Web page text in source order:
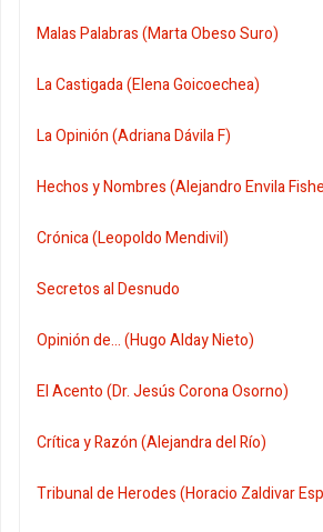
Malas Palabras (Marta Obeso Suro)
La Castigada (Elena Goicoechea)
La Opinión (Adriana Dávila F)
Hechos y Nombres (Alejandro Envila
Crónica (Leopoldo Mendivil)
Secretos al Desnudo
Opinión de... (Hugo Alday Nieto)
El Acento (Dr. Jesús Corona Osorno)
Crítica y Razón (Alejandra del Río)
Tribunal de Herodes (Horacio Zaldivar